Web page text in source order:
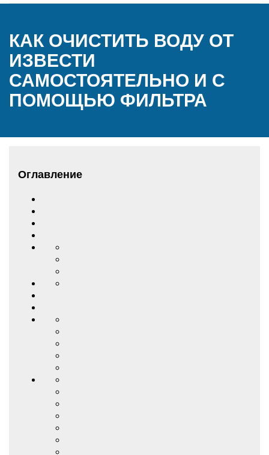
КАК ОЧИСТИТЬ ВОДУ ОТ
ИЗВЕСТИ
САМОСТОЯТЕЛЬНО И С
ПОМОЩЬЮ ФИЛЬТРА
Оглавление